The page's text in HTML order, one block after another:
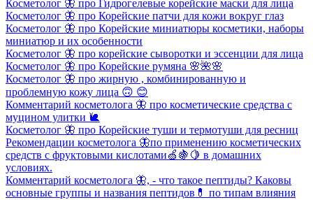
Косметолог 🦋 про Гидрогелевые корейские маски для лица
Косметолог 🦋 про Корейские патчи для кожи вокруг глаз
Косметолог 🦋 про Корейские миниатюры косметики, наборы
миниатюр и их особенности
Косметолог 🦋 про корейские сыворотки и эссенции для лица
Косметолог 🦋 про Корейские румяна 🌸🌺🌸
Косметолог 🦋 про жирную , комбинированную и
проблемную кожу лица 🙃 😊
Комментарий косметолога 🦋 про косметические средства с
муцином улитки 🐌
Косметолог 🦋 про Корейские туши и термотуши для ресниц
Рекомендации косметолога 🦋по применению косметических
средств с фруктовыми кислотами🍏🍇🍋 в домашних
условиях.
Комментарий косметолога 🦋, - что такое пептиды? Каковы
основные группы и названия пептидов💊 по типам влияния